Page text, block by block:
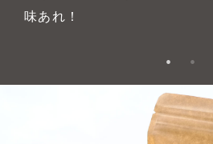
味あれ！